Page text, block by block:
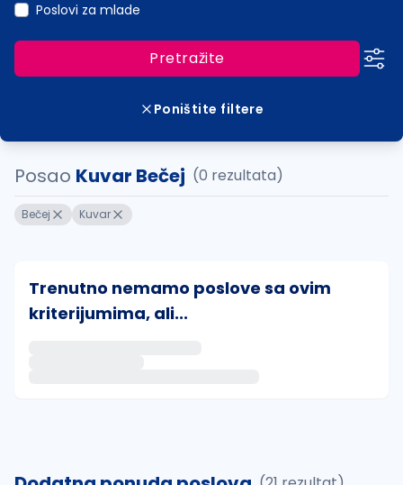
Poslovi za mlade
Pretražite
Poništite filtere
Posao Kuvar Bečej (0 rezultata)
Bečej Kuvar
Trenutno nemamo poslove sa ovim
kriterijumima, ali...